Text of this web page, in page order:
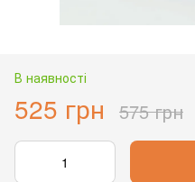
В наявності
525 грн 575 грн